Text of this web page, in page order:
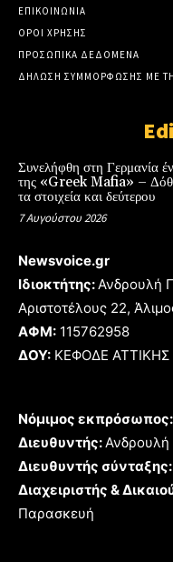
ΕΠΙΚΟΙΝΩΝΙΑ
ΟΡΟΙ ΧΡΗΣΗΣ
ΠΡΟΣΩΠΙΚΑ ΔΕΔΟΜΕΝΑ
ΔΗΛΩΣΗ ΣΥΜΜΟΡΦΩΣΗΣ ΜΕ ΤΗ
Συνελήφθη στη Γερμανία
της «Greek Mafia» –
τα στοιχεία και δεύτερου
7 Αυγούστου 2026
Newsvoice.gr
Ιδιοκτήτης:Ανδρουλή
Αριστοτέλους 22,
ΑΦΜ: 115762958
ΔΟΥ: ΚΕΦΟΔΕ ΑΤΤΙΚΗΣ
Νόμιμος εκπρόσωπος:
Διευθυντής:
Διευθυντής σύνταξης:
Διαχειριστής &
Παρασκευή